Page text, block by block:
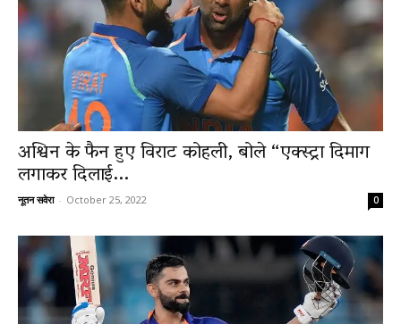
अश्विन के फैन हुए विराट कोहली, बोले “एक्स्ट्रा दिमाग
लगाकर दिलाई...
नूतन सवेरा - October 25, 2022 0